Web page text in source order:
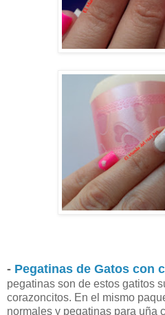
- Pegatinas de Gatos con
pegatinas son de estos gatitos
corazoncitos. En el mismo
normales y pegatinas para uña